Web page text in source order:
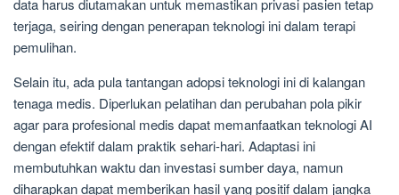
data harus diutamakan untuk memastikan privasi pasien tetap
terjaga, seiring dengan penerapan teknologi ini dalam terapi
pemulihan.
Selain itu, ada pula tantangan adopsi teknologi ini di kalangan
tenaga medis. Diperlukan pelatihan dan perubahan pola pikir
agar para profesional medis dapat memanfaatkan teknologi AI
dengan efektif dalam praktik sehari-hari. Adaptasi ini
membutuhkan waktu dan investasi sumber daya, namun
diharapkan dapat memberikan hasil yang positif dalam jangka